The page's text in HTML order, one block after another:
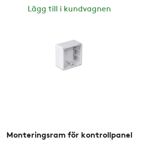
Lägg till i kundvagnen
Monteringsram för kontrollpanel